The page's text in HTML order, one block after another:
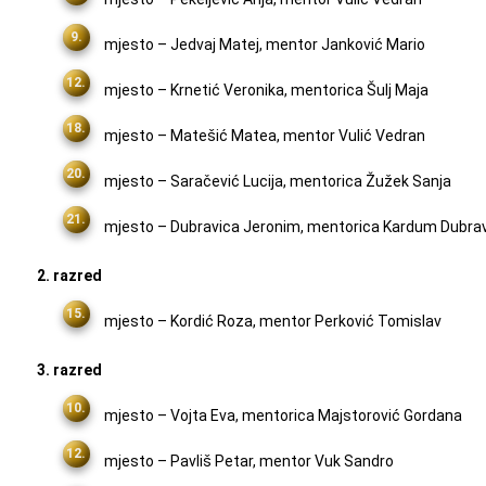
mjesto – Jedvaj Matej, mentor Janković Mario
mjesto – Krnetić Veronika, mentorica Šulj Maja
mjesto – Matešić Matea, mentor Vulić Vedran
mjesto – Saračević Lucija, mentorica Žužek Sanja
mjesto – Dubravica Jeronim, mentorica Kardum
2. razred
mjesto – Kordić Roza, mentor Perković Tomislav
3. razred
mjesto – Vojta Eva, mentorica Majstorović Gordana
mjesto – Pavliš Petar, mentor Vuk Sandro